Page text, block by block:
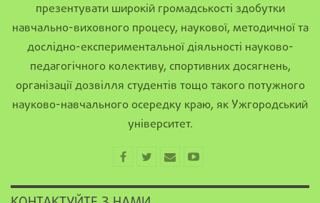
презентувати широкій громадськості здобутки
навчально-виховного процесу, наукової, методичної та
дослідно-експериментальної діяльності науково-
педагогічного колективу, спортивних досягнень,
організації дозвілля студентів тощо такого потужного
науково-навчального осередку краю, як Ужгородський
університет.